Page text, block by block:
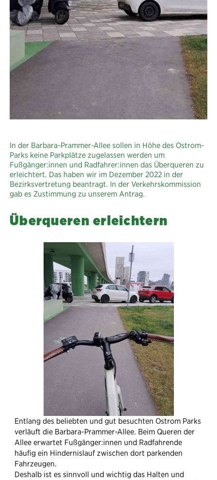
In der Barbara-Prammer-Allee sollen in Höhe des Ostrom-
Parks keine Parkplätze zugelassen werden um
Fußgänger:innen und Radfahrer:innen das Überqueren zu
erleichtert. Das haben wir im Dezember 2022 in der
Bezirksvertretung beantragt. In der Verkehrskommission
gab es Zustimmung zu unserem Antrag.
Überqueren erleichtern
Entlang des beliebten und gut besuchten Ostrom Parks
verläuft die Barbara-Prammer-Allee. Beim Queren der
Allee erwartet Fußgänger:innen und Radfahrende
häufig ein Hindernislauf zwischen dort parkenden
Fahrzeugen.
Deshalb ist es sinnvoll und wichtig das Halten und